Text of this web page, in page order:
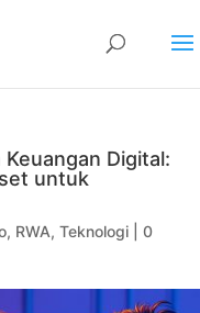
Digital:
untuk
, RWA, Teknologi
0